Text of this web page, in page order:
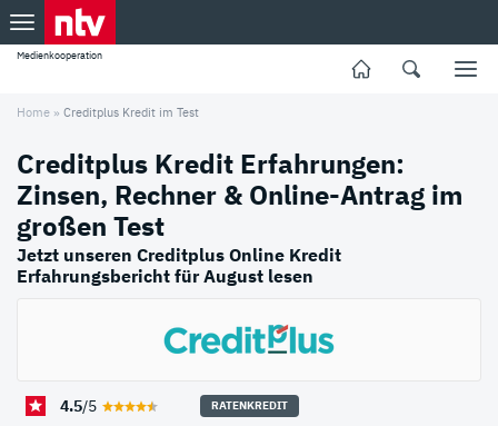
Medienkooperation
Home » Creditplus Kredit im Test
Creditplus Kredit Erfahrungen:
Zinsen, Rechner & Online-Antrag im
großen Test
Jetzt unseren Creditplus Online Kredit
Erfahrungsbericht für August lesen
RATENKREDIT
4.5/5